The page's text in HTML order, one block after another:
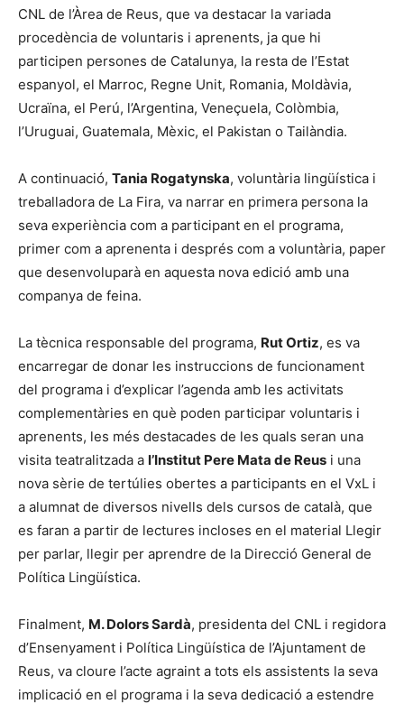
CNL de l’Àrea de Reus, que va destacar la variada
procedència de voluntaris i aprenents, ja que hi
participen persones de Catalunya, la resta de l’Estat
espanyol, el Marroc, Regne Unit, Romania, Moldàvia,
Ucraïna, el Perú, l’Argentina, Veneçuela, Colòmbia,
l’Uruguai, Guatemala, Mèxic, el Pakistan o Tailàndia.
A continuació, Tania Rogatynska, voluntària lingüística i
treballadora de La Fira, va narrar en primera persona la
seva experiència com a participant en el programa,
primer com a aprenenta i després com a voluntària, paper
que desenvoluparà en aquesta nova edició amb una
companya de feina.
La tècnica responsable del programa, Rut Ortiz, es va
encarregar de donar les instruccions de funcionament
del programa i d’explicar l’agenda amb les activitats
complementàries en què poden participar voluntaris i
aprenents, les més destacades de les quals seran una
visita teatralitzada a l’Institut Pere Mata de Reus i una
nova sèrie de tertúlies obertes a participants en el VxL i
a alumnat de diversos nivells dels cursos de català, que
es faran a partir de lectures incloses en el material Llegir
per parlar, llegir per aprendre de la Direcció General de
Política Lingüística.
Finalment, M. Dolors Sardà, presidenta del CNL i regidora
d’Ensenyament i Política Lingüística de l’Ajuntament de
Reus, va cloure l’acte agraint a tots els assistents la seva
implicació en el programa i la seva dedicació a estendre